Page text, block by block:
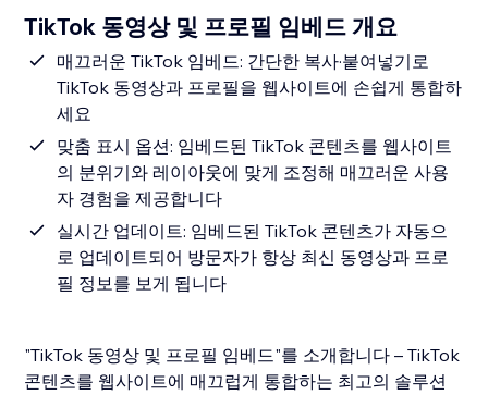
TikTok 동영상 및 프로필 임베드 개요
매끄러운 TikTok 임베드: 간단한 복사·붙여넣기로
TikTok 동영상과 프로필을 웹사이트에 손쉽게 통합하
세요
맞춤 표시 옵션: 임베드된 TikTok 콘텐츠를 웹사이트
의 분위기와 레이아웃에 맞게 조정해 매끄러운 사용
자 경험을 제공합니다
실시간 업데이트: 임베드된 TikTok 콘텐츠가 자동으
로 업데이트되어 방문자가 항상 최신 동영상과 프로
필 정보를 보게 됩니다
"TikTok 동영상 및 프로필 임베드"를 소개합니다 – TikTok
콘텐츠를 웹사이트에 매끄럽게 통합하는 최고의 솔루션